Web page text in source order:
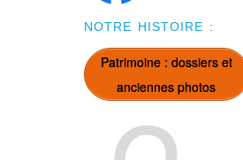
NOTRE HISTOIRE :
Patrimoine : dossiers et
anciennes photos